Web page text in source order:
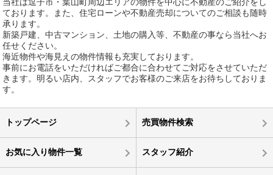
ております。また、住宅ローンや不動産売却についてのご相談も随時
承ります。
新築戸建、中古マンション、土地の購入等、不動産の事なら当社へお
任せください。
海近物件や海見えの物件情報も充実しております。
事前にお電話をいただければご都合に合わせてご対応をさせていただ
きます。明るい店内、スタッフでお客様のご来店をお待ちしておりま
す。
トップページ 売買物件検索
お気に入り物件一覧 スタッフ紹介